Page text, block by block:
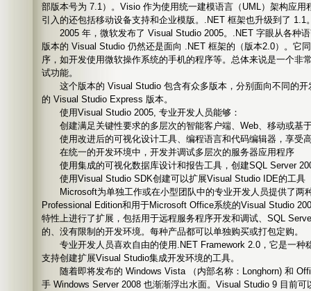
部版本号为 7.1）。Visio 作为使用统一建模语言（UML）架构应用
引入的还包括移动设备支持和企业模版。.NET 框架也升级到了 1.1
2005 年，微软发布了 Visual Studio 2005。.NET 字眼从各种语
版本的 Visual Studio 仍然还是面向 .NET 框架的（版本2.0）。它
序，如开发使用微软操作系统的手机的程序等。总体来说是一个非
试功能。
这个版本的 Visual Studio 包含有众多版本，分别面向不同的开
的 Visual Studio Express 版本。
使用Visual Studio 2005, 专业开发人员能够：
创建满足关键性要求的多层次的智能客户端、Web、移动或基
使用改进后的可视化设计工具、编程语言和代码编辑器，享受
在统一的开发环境中，开发并调试多层次的服务器应用程序
使用集成的可视化数据库设计和报告工具，创建SQL Server
使用Visual Studio SDK创建可以扩展Visual Studio IDE的工具
Microsoft为单独工作或在小型团队中的专业开发人员提供了两
Professional Edition和用于Microsoft Office系统的Visual Studio
特性上进行了扩展，包括用于远程服务程序开发和调试、SQL
的、没有限制的开发环境。每种产品都可以单独购买或打包定购。
专业开发人员喜欢自由的使用.NET Framework 2.0，它是一种
支持创建扩展Visual Studio集成开发环境的工具。
随着即将发布的 Windows Vista （内部名称：Longhorn) 和
手 Windows Server 2008 也渐渐浮出水面。Visual Studio 9 目前可